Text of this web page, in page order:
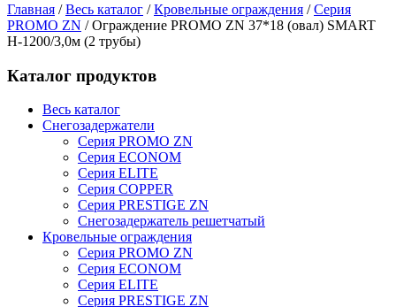
Главная /Весь каталог /Кровельные ограждения /Серия
PROMO ZN / Ограждение PROMO ZN 37*18 (овал) SMART
H-1200/3,0м (2 трубы)
Каталог продуктов
Весь каталог
Снегозадержатели
Серия PROMO ZN
Серия ECONOM
Серия ELITE
Серия COPPER
Серия PRESTIGE ZN
Снегозадержатель решетчатый
Кровельные ограждения
Серия PROMO ZN
Серия ECONOM
Серия ELITE
Серия PRESTIGE ZN